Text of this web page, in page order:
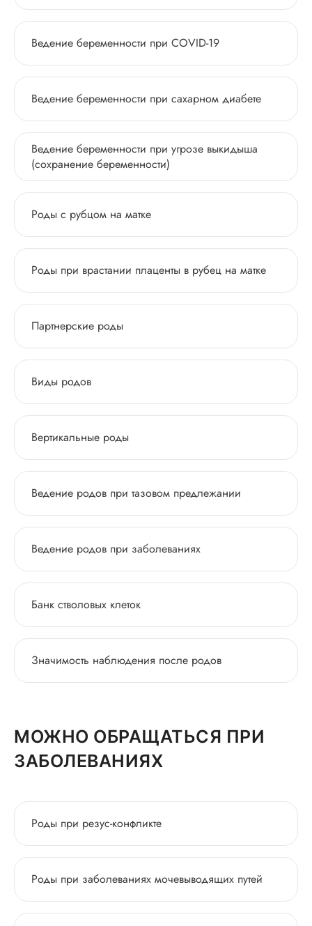
Ведение беременности при COVID-19
Ведение беременности при сахарном диабете
Ведение беременности при угрозе выкидыша
(cохранение беременности)
Роды с рубцом на матке
Роды при врастании плаценты в рубец на матке
Партнерские роды
Виды родов
Вертикальные роды
Ведение родов при тазовом предлежании
Ведение родов при заболеваниях
Банк стволовых клеток
Значимость наблюдения после родов
МОЖНО ОБРАЩАТЬСЯ ПРИ
ЗАБОЛЕВАНИЯХ
Роды при резус-конфликте
Роды при заболеваниях мочевыводящих путей